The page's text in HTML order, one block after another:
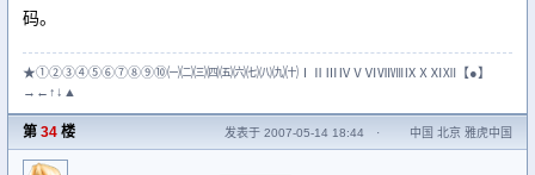
码。
★①②③④⑤⑥⑦⑧⑨⑩㈠㈡㈢㈣㈤㈥㈦㈧㈨㈩ⅠⅡⅢⅣⅤⅥⅦⅧⅨⅩⅪⅫ【●】
→←↑↓▲
第 34 楼 发表于 2007-05-14 18:44 · 中国 北京 雅虎中国